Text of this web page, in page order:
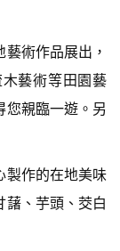
術作品展出，
藝術等田園藝
您親臨一遊。另
製作的在地美味
藷、芋頭、茭白